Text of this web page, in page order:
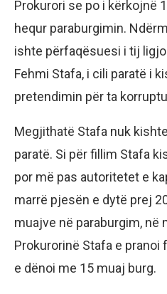
Prokurori se po i kërkojnë
hequr paraburgimin.
ishte përfaqësuesi i tij
Fehmi Stafa, i cili paratë i
pretendimin për ta
Megjithatë Stafa nuk
paratë. Si për fillim Stafa
por më pas autoritetet e
marrë pjesën e dytë prej
muajve në paraburgim, në
Prokurorinë Stafa e pranoi
e dënoi me 15 muaj burg.